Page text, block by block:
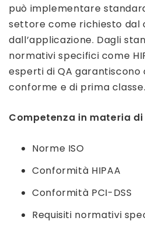
può implementare
settore come richiesto dal
dall’applicazione. Dagli
normativi specifici come
esperti di QA
conforme e di prima classe.
Competenza in materia
Norme ISO
Conformità HIPAA
Conformità PCI-DSS
Requisiti normativi